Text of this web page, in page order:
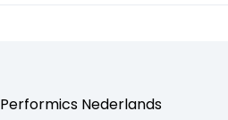
Performics Nederlands